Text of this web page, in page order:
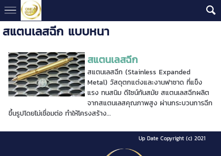
สแตนเลสฉีก แบบหนา
สแตนเลสฉีก
สแตนเลสฉีก (Stainless Expanded
Metal) วัสดุตกแต่งและงานฟาซาด ที่แข็ง
แรง ทนสนิม ดีไซน์ทันสมัย สแตนเลสฉีกผลิต
จากสแตนเลสคุณภาพสูง ผ่านกระบวนการฉีก
ขึ้นรูปโดยไม่เชื่อมต่อ ทำให้โครงสร้าง...
Up Date Copyright (c) 2021